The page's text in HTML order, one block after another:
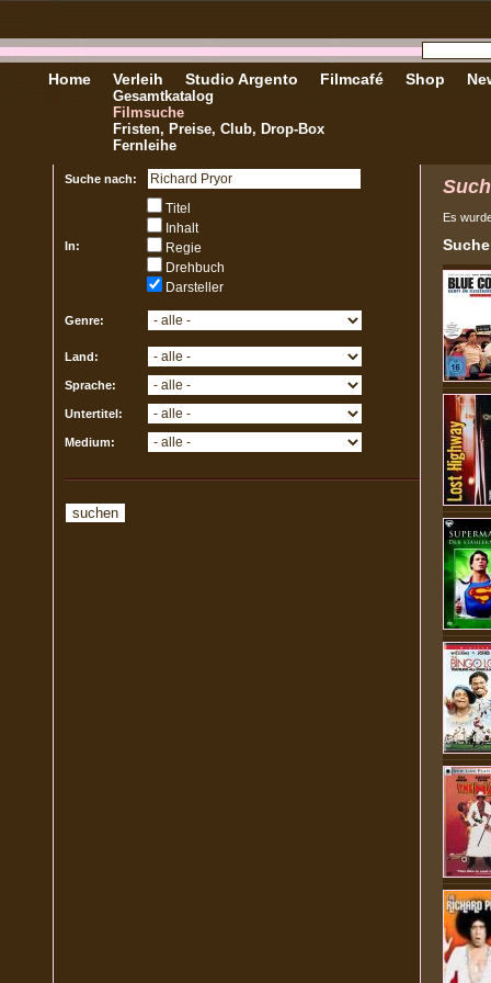
Home Verleih
Gesamtkatalog
Filmsuche
Fristen, Preise, Club, Drop-Box
Fernleihe
Studio Argento Filmcafé Shop
Suche nach:
In:
Titel
Inhalt
Regie
Drehbuch
Darsteller
Genre:
Land:
Sprache:
Untertitel:
Medium:
Es